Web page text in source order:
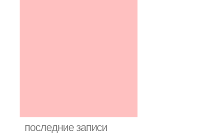
последние записи